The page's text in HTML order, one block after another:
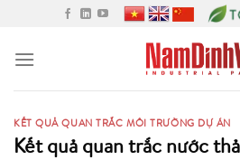
content
KẾT QUẢ QUAN TRẮC MÔI TRƯỜNG DỰ ÁN
Kết quả quan trắc nước